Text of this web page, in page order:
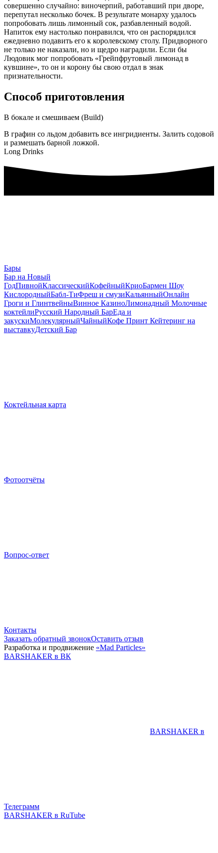
совершенно случайно: виночерпий, работавший при дворе,
перепутал несколько бочек. В результате монарху удалось
попробовать лишь лимонный сок, разбавленный водой.
Напиток ему настолько понравился, что он распорядился
ежедневно подавить его к королевскому столу. Придворного
не только не наказали, но и щедро наградили. Если бы
Людовик мог попробовать «Грейпфрутовый лимонад в
кувшине», то он и корону бы свою отдал в знак
признательности.
Способ приготовления
В бокале и смешиваем (Build)
В графин со льдом добавить все ингридиенты. Залить содовой
и размешать барной ложкой.
Long Drinks
Бары
Бар на Новый
ГодПивнойКлассическийКофейныйКриоБармен Шоу
КислородныйБабл-ТиФреш и смузиКальянныйОнлайн
Гроги и ГлинтвейныВинное КазиноЛимонадный Молочные
коктейлиРусский Народный БарЕда и
закускиМолекулярныйЧайныйКофе Принт Кейтеринг на
выставкуДетский Бар
Коктейльная карта
Фотоотчёты
Вопрос-ответ
Контакты
Заказать обратный звонокОставить отзыв
Разработка и продвижение «Mad Particles»
BARSHAKER в ВК
BARSHAKER в
Телеграмм
BARSHAKER в RuTube